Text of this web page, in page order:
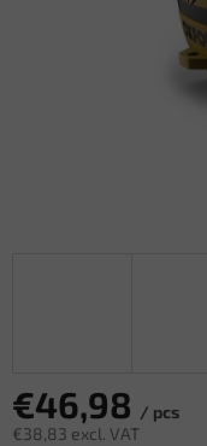
€46,98 / pcs
€38,83 excl. VAT